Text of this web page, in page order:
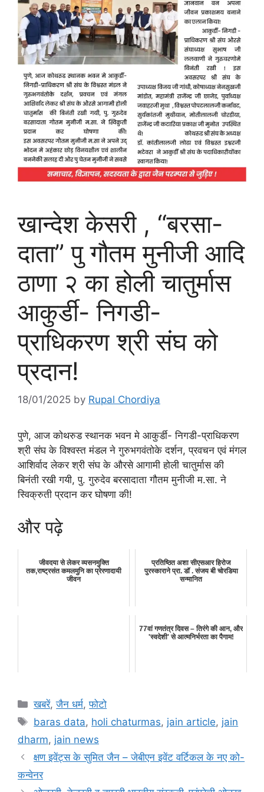
खान्देश केसरी , “बरसा-
दाता” पु गौतम मुनीजी आदि
ठाणा २ का होली चातुर्मास
आकुर्डी- निगडी-
प्राधिकरण श्री संघ को
प्रदान!
18/01/2025 by Rupal Chordiya
पुणे, आज कोथरुड स्थानक भवन मे आकुर्डी- निगडी-प्राधिकरण
श्री संघ के विश्वस्त मंडल ने गुरुभगवंतोके दर्शन, प्रवचन एवं मंगल
आशिर्वाद लेकर श्री संघ के औरसे आगामी होली चातुर्मास की
बिनंती रखी गयी, पु. गुरुदेव बरसादाता गौतम मुनीजी म.सा. ने
स्विक्रुती प्रदान कर घोषणा की!
और पढ़े
जीवदया से लेकर व्यसनमुक्ति
तक,राष्ट्रसंत कमलमुनि का प्रेरणादायी
जीवन
प्रतिष्ठित अशा सीएसआर हिरोज
पुरस्काराने प्रा. डॉ . संजय बी चोरडिया
सन्मानित
77वां गणतंत्र दिवस – तिरंगे की आन, और
'स्वदेशी' से आत्मनिर्भरता का पैगाम!
Categories
खबरें,जैन धर्म,फोटो
Tags
baras data, holi chaturmas, jain article, jain
dharm, jain news
क्षण इवेंट्स के सुमित जैन – जेबीएन इवेंट वर्टिकल के नए को-
कन्वेनर